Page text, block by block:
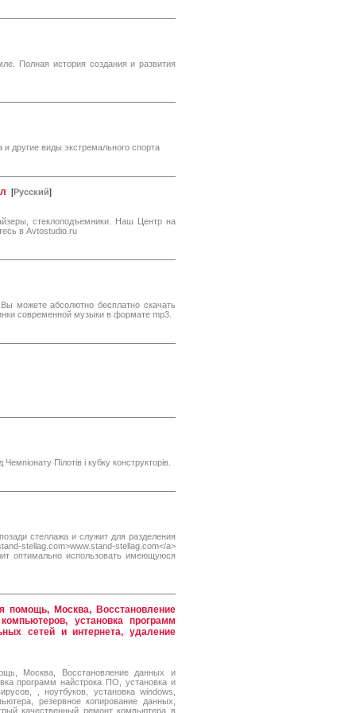
Полная история создания и развития
другие виды экстремального спорта
[Русский]
стеклоподъемники. Наш Центр на
в Avtostudio.ru
можете абсолютно бесплатно скачать
современной музыки в формате mp3.
Пілотів і кубку конструкторів.
стеллажа и служит для разделения
stellag.com>www.stand-stellag.com</a>
оптимально использовать имеющуюся
помощь, Москва, Восстановление
установка программ
сетей и интернета, удаление
Москва, Восстановление данных и
программ найстрока ПО, установка и
, ноутбуков, установка windows,
резервное копирование данных,
качественный ремонт компьютера в